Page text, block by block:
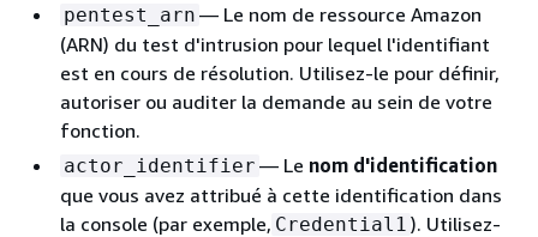
pentest_arn — Le nom de ressource Amazon
(ARN) du test d'intrusion pour lequel l'identifiant
est en cours de résolution. Utilisez-le pour définir,
autoriser ou auditer la demande au sein de votre
fonction.
actor_identifier — Le nom d'identification
que vous avez attribué à cette identification dans
la console (par exemple, Credential1 ). Utilisez-